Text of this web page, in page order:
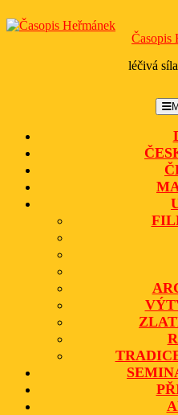
to
Časopis
léčivá